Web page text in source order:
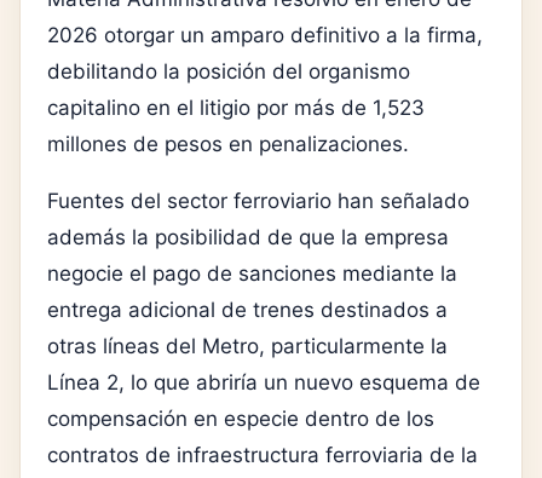
2026 otorgar un amparo definitivo a la firma,
debilitando la posición del organismo
capitalino en el litigio por más de 1,523
millones de pesos en penalizaciones.
Fuentes del sector ferroviario han señalado
además la posibilidad de que la empresa
negocie el pago de sanciones mediante la
entrega adicional de trenes destinados a
otras líneas del Metro, particularmente la
Línea 2, lo que abriría un nuevo esquema de
compensación en especie dentro de los
contratos de infraestructura ferroviaria de la